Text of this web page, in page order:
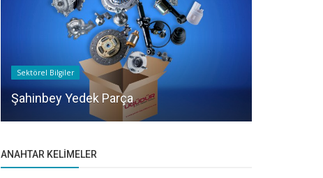
Sektörel Bilgiler
Şahinbey Yedek Parça
ANAHTAR KELIMELER